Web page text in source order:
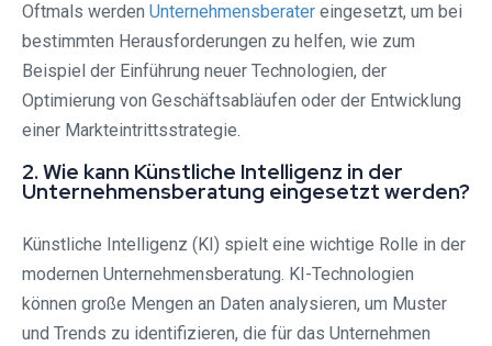
Oftmals werden Unternehmensberater eingesetzt, um bei
bestimmten Herausforderungen zu helfen, wie zum
Beispiel der Einführung neuer Technologien, der
Optimierung von Geschäftsabläufen oder der Entwicklung
einer Markteintrittsstrategie.
2. Wie kann Künstliche Intelligenz in der
Unternehmensberatung eingesetzt werden?
Künstliche Intelligenz (KI) spielt eine wichtige Rolle in der
modernen Unternehmensberatung. KI-Technologien
können große Mengen an Daten analysieren, um Muster
und Trends zu identifizieren, die für das Unternehmen